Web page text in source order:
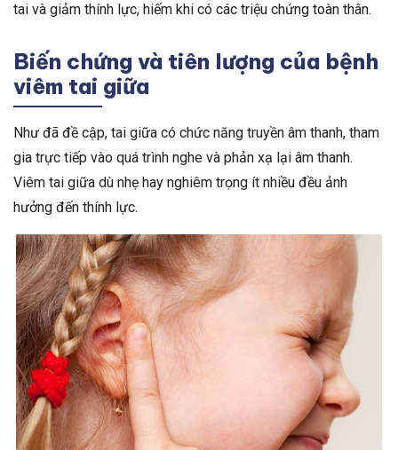
tai và giảm thính lực, hiếm khi có các triệu chứng toàn thân.
Biến chứng và tiên lượng của bệnh
viêm tai giữa
Như đã đề cập, tai giữa có chức năng truyền âm thanh, tham
gia trực tiếp vào quá trình nghe và phản xạ lại âm thanh.
Viêm tai giữa dù nhẹ hay nghiêm trọng ít nhiều đều ảnh
hưởng đến thính lực.